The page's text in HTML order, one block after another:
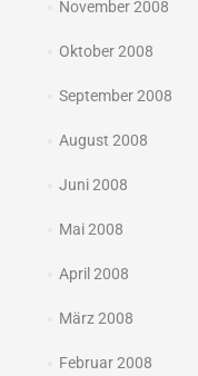
November 2008
Oktober 2008
September 2008
August 2008
Juni 2008
Mai 2008
April 2008
März 2008
Februar 2008